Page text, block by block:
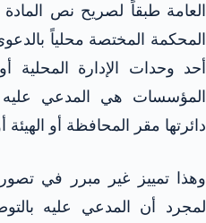
المحكمة المختصة محلياً
أحد وحدات الإدارة المحلية
المؤسسات هي المدعي
دائرتها مقر المحافظة أو
وهذا تمييز غير مبرر في
لمجرد أن المدعي عليه